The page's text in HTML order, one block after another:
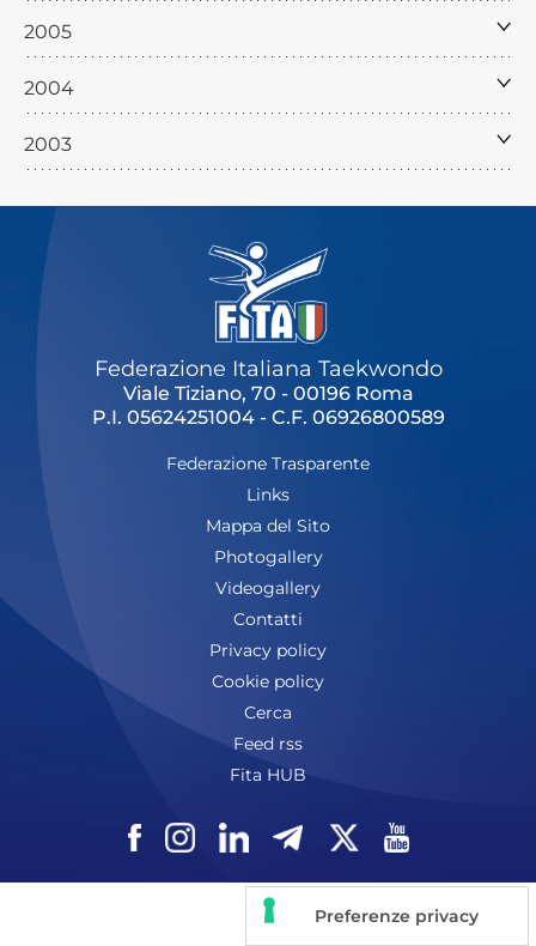
2005
2004
2003
Federazione Italiana Taekwondo
Viale Tiziano, 70 - 00196 Roma
P.I. 05624251004 - C.F. 06926800589
Federazione Trasparente
Links
Mappa del Sito
Photogallery
Videogallery
Contatti
Privacy policy
Cookie policy
Cerca
Feed rss
Fita HUB